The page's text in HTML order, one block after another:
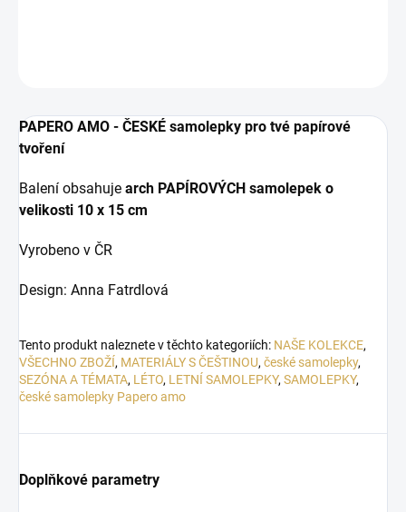
PAPERO AMO - ČESKÉ samolepky pro tvé papírové
tvoření
Balení obsahuje arch PAPÍROVÝCH samolepek o
velikosti 10 x 15 cm
Vyrobeno v ČR
Design: Anna Fatrdlová
Tento produkt naleznete v těchto kategoriích: NAŠE KOLEKCE,
VŠECHNO ZBOŽÍ, MATERIÁLY S ČEŠTINOU, české samolepky,
SEZÓNA A TÉMATA, LÉTO, LETNÍ SAMOLEPKY, SAMOLEPKY,
české samolepky Papero amo
Doplňkové parametry